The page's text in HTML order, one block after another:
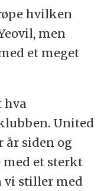
hvilken
men
et meget
hva
United
år siden og
et sterkt
vi stiller med